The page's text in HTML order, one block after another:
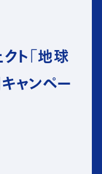
ト「地球
ャンペー